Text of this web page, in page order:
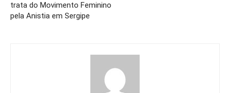
trata do Movimento Feminino
pela Anistia em Sergipe